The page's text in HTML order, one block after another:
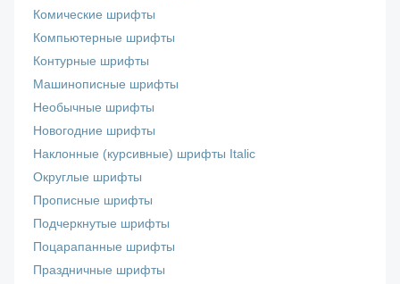
Комические шрифты
Компьютерные шрифты
Контурные шрифты
Машинописные шрифты
Необычные шрифты
Новогодние шрифты
Наклонные (курсивные) шрифты Italic
Округлые шрифты
Прописные шрифты
Подчеркнутые шрифты
Поцарапанные шрифты
Праздничные шрифты